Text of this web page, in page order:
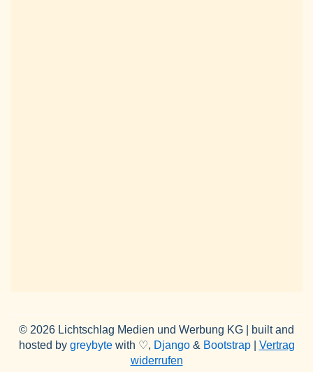
© 2026 Lichtschlag Medien und Werbung KG | built and
hosted by greybytewith ♡, Django& Bootstrap| Vertrag
widerrufen